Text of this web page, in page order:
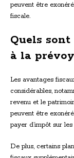
peuvent être
fiscale.
Quels
à la
Les avantages
considérables,
revenu et le
peuvent être
payer d’impôt sur
De plus, certains